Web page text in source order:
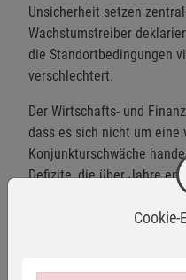
Unsicherheit setzen
Wachstumstreiber
die Standortbedingungen
verschlechtert.
Der Wirtschafts- und
dass es sich nicht um eine
Konjunkturschwäche
Defizite, die über Jahre
Vorschläge, wie wir eine
Notwendig sind
Cookie-